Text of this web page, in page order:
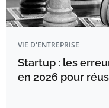
VIE D'ENTREPRISE
Startup : les
en 2026 pour